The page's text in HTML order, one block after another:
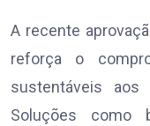
A recente
reforça o
sustentáveis aos
Soluções como